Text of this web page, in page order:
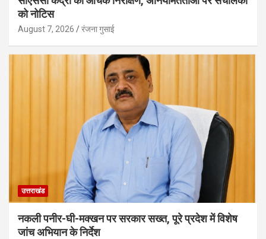
को नोटिस
August 7, 2026 रंजना गुसाई
उत्तराखंड
नकली पनीर-घी-मक्खन पर सरकार सख्त, पूरे प्रदेश में विशेष
जांच अभियान के निर्देश